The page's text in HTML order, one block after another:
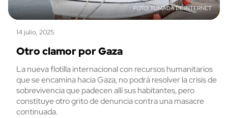
TOMADA DE INTERNET
14 julio, 2025
Otro clamor por Gaza
La nueva flotilla internacional con recursos humanitarios
que se encamina hacia Gaza, no podrá resolver la crisis de
sobrevivencia que padecen allí sus habitantes, pero
constituye otro grito de denuncia contra una masacre
continuada.